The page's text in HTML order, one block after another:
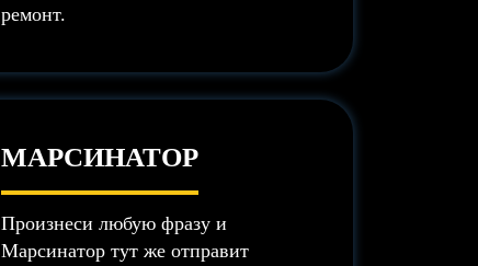
ремонт.
МАРСИНАТОР
Произнеси любую фразу и
Марсинатор тут же отправит